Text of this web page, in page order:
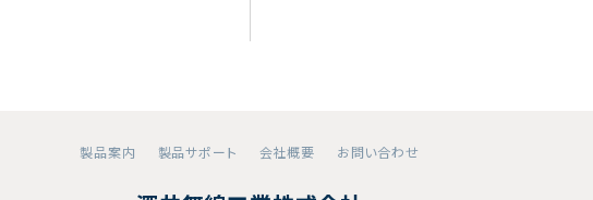
製品案内 製品サポート 会社概要 お問い合わせ